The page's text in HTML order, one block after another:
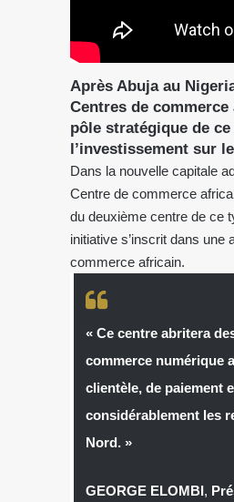
Après Abuja au
Centres de
pôle stratégique de
l’investissement sur
Dans la nouvelle capitale
Centre de commerce
du deuxième centre de ce
initiative s’inscrit dans
commerce africain.
« Ce centre abritera
commerce numérique
clientèle, de paiement
considérablement les
Nord. »
GEORGE ELOMBI,